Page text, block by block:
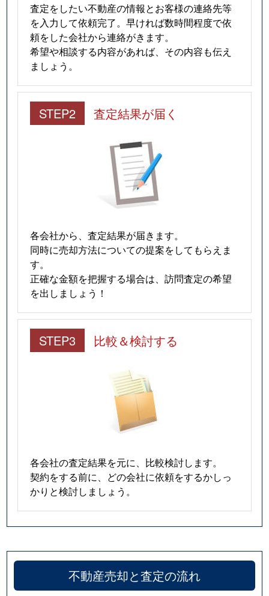
査定をしたい不動産の情報とお客様の連絡先等
を入力して依頼完了。早ければ数時間程度で依
頼をした会社から連絡がきます。
希望や相談する内容があれば、その内容も伝え
ましょう。
STEP2 査定結果が届く
各会社から、査定結果が届きます。
同時に売却方法についての提案をしてもらえま
す。
正確な金額を把握する場合は、訪問査定の希望
を出しましょう！
STEP3 比較＆検討する
各会社の査定結果を元に、比較検討します。
契約をする前に、どの会社に依頼をするかしっ
かりと検討しましょう。
不動産売却と査定の流れ